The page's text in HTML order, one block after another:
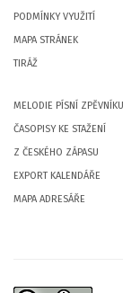
PODMÍNKY VYUŽITÍ
MAPA STRÁNEK
TIRÁŽ
MELODIE PÍSNÍ ZPĚVNÍKU
ČASOPISY KE STAŽENÍ
Z ČESKÉHO ZÁPASU
EXPORT KALENDÁŘE
MAPA ADRESÁŘE